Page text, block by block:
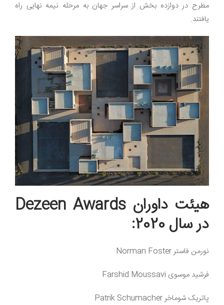
مطرح در دوازده بخش از سراسر جهان به مرحله نیمه نهایی راه
یافتند.
هیئت داورانDezeen Awards
در سال 2020:
نورمن فاسترNorman Foster
فرشید موسوی Farshid Moussavi
پاتریک شوماخرPatrik Schumacher